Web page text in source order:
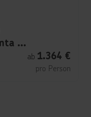
Bahia Principe Explore Punta Cana
ab 1.364€
pro Person